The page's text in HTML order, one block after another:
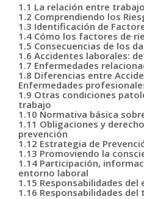
1.1 La relación entre
1.2 Comprendiendo los
1.3 Identificación de
1.4 Cómo los factores de
1.5 Consecuencias de los
1.6 Accidentes laborales:
1.7 Enfermedades
1.8 Diferencias entre
Enfermedades
1.9 Otras condiciones
trabajo
1.10 Normativa básica
1.11 Obligaciones y
prevención
1.12 Estrategia de
1.13 Promoviendo la
1.14 Participación,
entorno laboral
1.15 Responsabilidades del
1.16 Responsabilidades